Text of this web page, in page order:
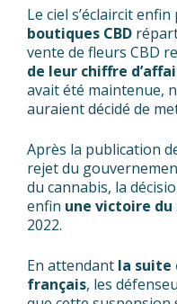
Le ciel s’éclaircit
boutiques CBD
vente de fleurs CBD
de leur chiffre
avait été maintenue,
auraient décidé de
Après la publication
rejet du
du cannabis, la
enfin une victoire du
2022.
En attendant la suite
français, les